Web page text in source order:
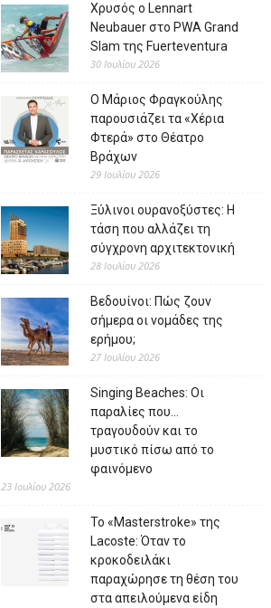
Χρυσός ο Lennart
Neubauer στο PWA Grand
Slam της Fuerteventura
30 Ιουλίου 2026
Ο Μάριος Φραγκούλης
παρουσιάζει τα «Χέρια
Φτερά» στο Θέατρο
Βράχων
29 Ιουλίου 2026
Ξύλινοι ουρανοξύστες: Η
τάση που αλλάζει τη
σύγχρονη αρχιτεκτονική
28 Ιουλίου 2026
Βεδουίνοι: Πώς ζουν
σήμερα οι νομάδες της
ερήμου;
27 Ιουλίου 2026
Singing Beaches: Οι
παραλίες που…
τραγουδούν και το
μυστικό πίσω από το
φαινόμενο
23 Ιουλίου 2026
Το «Masterstroke» της
Lacoste: Όταν το
κροκοδειλάκι
παραχώρησε τη θέση του
στα απειλούμενα είδη